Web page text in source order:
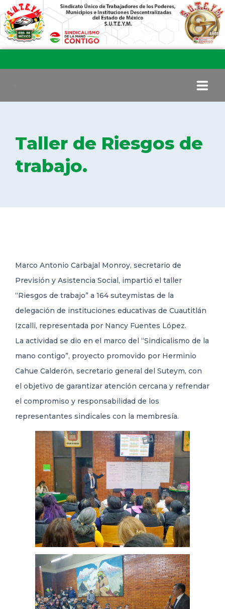
COMITÉ EJECUTIVO
COORDINADORES
TRANSPARENCIA
Taller de Riesgos de
trabajo.
Marco Antonio Carbajal Monroy, secretario de
Previsión y Asistencia Social, impartió el taller
“Riesgos de trabajo” a 164 suteymistas de la
delegación de instituciones educativas de Cuautitlán
Izcalli, representada por Nancy Fuentes López.
La actividad se dio en el marco del “Sindicalismo de la
mano contigo”, proyecto promovido por Herminio
Cahue Calderón, secretario general del Suteym, con
el objetivo de garantizar atención cercana y refrendar
el compromiso y responsabilidad de los
representantes sindicales con la membresía.